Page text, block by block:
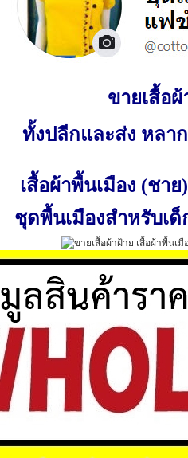
ขายเสื้อผ้
ทั้งปลีกและส่ง หลา
เสื้อผ้าพื้นเมือง (ชาย)
ชุดพื้นเมืองสำหรับเด็